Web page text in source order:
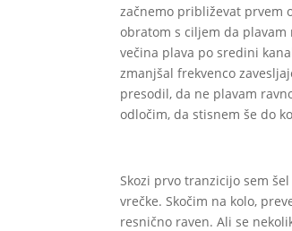
začnemo približevat prvem
obratom s ciljem da
večina plava po sredini
zmanjšal frekvenco
presodil, da ne plavam
odločim, da stisnem še do
Skozi prvo tranzicijo sem
vrečke. Skočim na kolo,
resnično raven. Ali se